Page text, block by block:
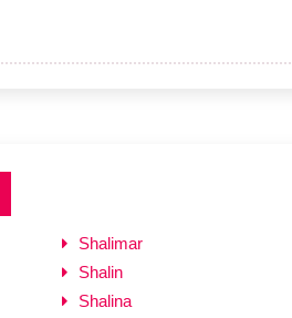
Shalimar
Shalin
Shalina